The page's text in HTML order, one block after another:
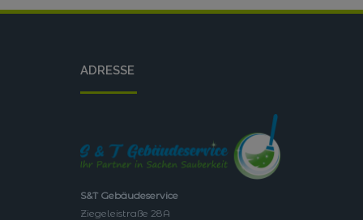
ADRESSE
S&T Gebäudeservice
Ziegeleistraße 28A